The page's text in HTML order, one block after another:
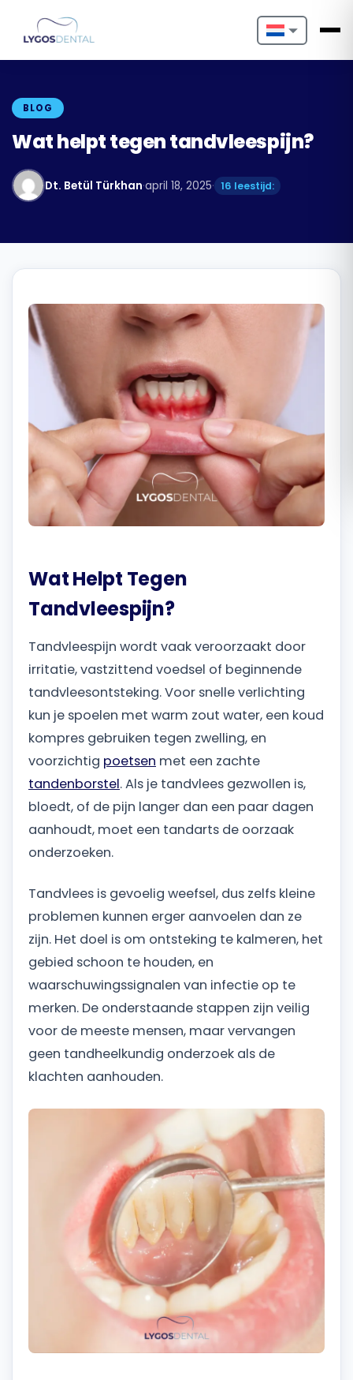
Nederlands
Français
Español
Română
Русский
BLOG
Wat helpt tegen tandvleespijn?
Dt. Betül Türkhan·april 18, 2025· 16 leestijd:
Wat Helpt Tegen
Tandvleespijn?
Tandvleespijn wordt vaak veroorzaakt door
irritatie, vastzittend voedsel of beginnende
tandvleesontsteking. Voor snelle verlichting
kun je spoelen met warm zout water, een koud
kompres gebruiken tegen zwelling, en
voorzichtig poetsen met een zachte
tandenborstel. Als je tandvlees gezwollen is,
bloedt, of de pijn langer dan een paar dagen
aanhoudt, moet een tandarts de oorzaak
onderzoeken.
Tandvlees is gevoelig weefsel, dus zelfs kleine
problemen kunnen erger aanvoelen dan ze
zijn. Het doel is om ontsteking te kalmeren, het
gebied schoon te houden, en
waarschuwingssignalen van infectie op te
merken. De onderstaande stappen zijn veilig
voor de meeste mensen, maar vervangen
geen tandheelkundig onderzoek als de
klachten aanhouden.